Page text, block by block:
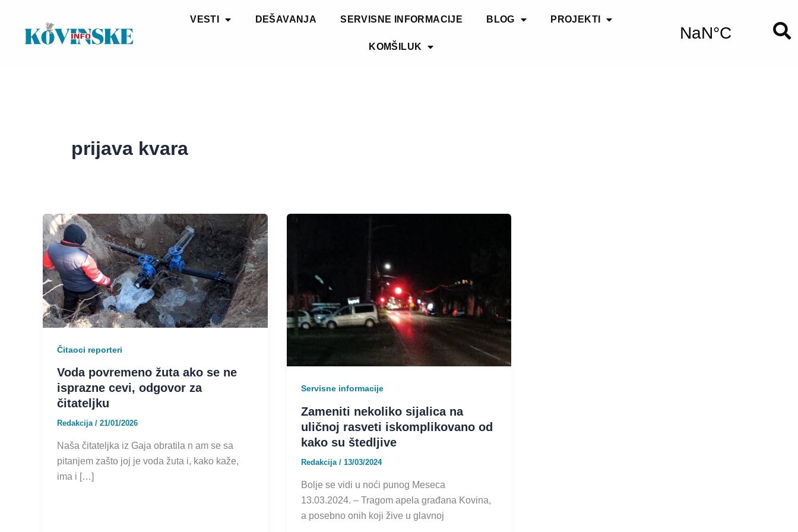
VESTI DEŠAVANJA SERVISNE INFORMACIJE BLOG PROJEKTI
KOMŠILUK
prijava kvara
Čitaoci reporteri
Voda povremeno žuta ako se ne
isprazne cevi, odgovor za
čitateljku
Redakcija / 21/01/2026
Naša čitateljka iz Gaja obratila n am se sa
pitanjem zašto joj je voda žuta i, kako kaže,
ima i […]
Servisne informacije
Zameniti nekoliko sijalica na
uličnoj rasveti iskomplikovano od
kako su štedljive
Redakcija / 13/03/2024
Bolje se vidi u noći punog Meseca
13.03.2024. – Tragom apela građana Kovina,
a posebno onih koji žive u glavnoj